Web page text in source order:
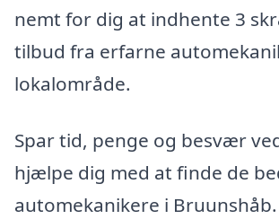
nemt for dig at indhente 3
tilbud fra erfarne
lokalområde.
Spar tid, penge og besvær
hjælpe dig med at finde de
automekanikere i